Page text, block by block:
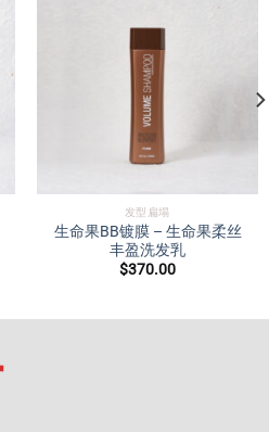
发型扁塌
生命果BB镀膜 – 生命果柔丝
丰盈洗发乳
$370.00